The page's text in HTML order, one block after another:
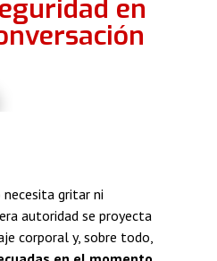
en
necesita gritar ni
autoridad se proyecta
corporal y, sobre todo,